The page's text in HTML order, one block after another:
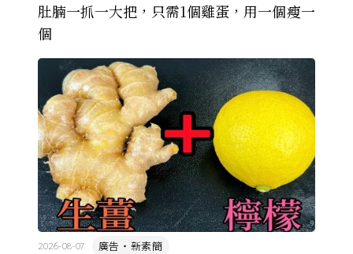
肚腩一抓一大把，只需1個雞蛋，用一個瘦一
個
廣告・新素簡
2026-08-07